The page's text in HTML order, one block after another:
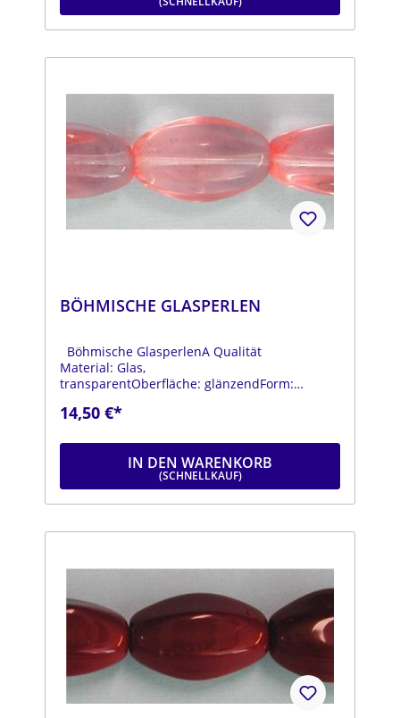
BÖHMISCHE GLASPERLEN
Böhmische GlasperlenA Qualität
Material: Glas,
transparentOberfläche: glänzendForm:
14,50 €*
IN DEN WARENKORB